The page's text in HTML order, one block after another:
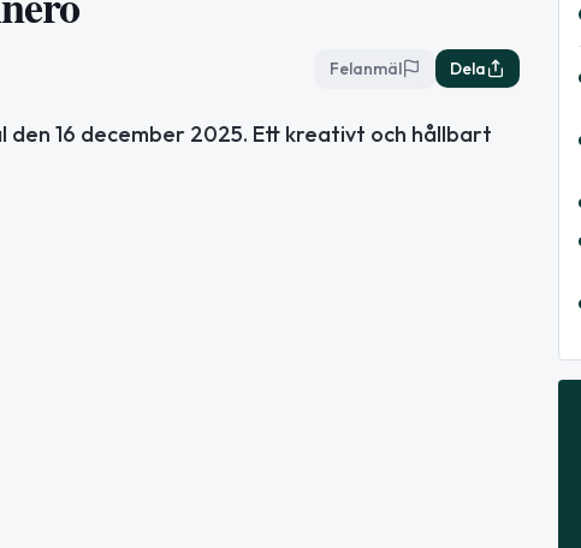
Felanmäl Dela
16 december 2025. Ett kreativt och hållbart